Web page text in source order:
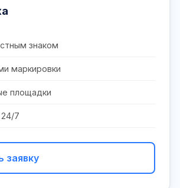
знаком
маркировки
площадки
7
заявку